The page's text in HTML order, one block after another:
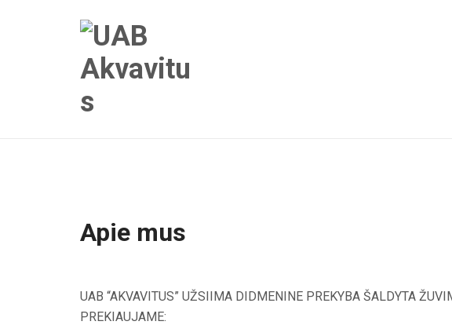
Apie mus
UAB “AKVAVITUS” UŽSIIMA DIDMENINE PREKYBA ŠALDYTA
PREKIAUJAME: